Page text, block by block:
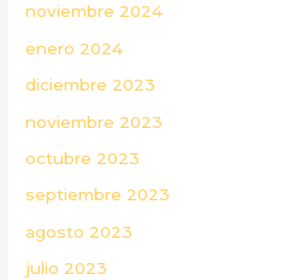
noviembre 2024
enero 2024
diciembre 2023
noviembre 2023
octubre 2023
septiembre 2023
agosto 2023
julio 2023